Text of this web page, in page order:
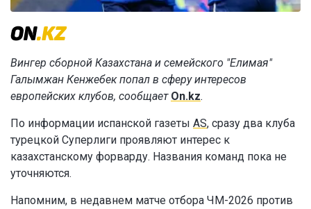
Вингер сборной Казахстана и семейского "Елимая"
Галымжан Кенжебек попал в сферу интересов
европейских клубов, сообщает On.kz.
По информации испанской газеты AS, сразу два клуба
турецкой Суперлиги проявляют интерес к
казахстанскому форварду. Названия команд пока не
уточняются.
Напомним, в недавнем матче отбора ЧМ-2026 против